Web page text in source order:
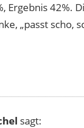
Ergebnis 42%.
„passt scho,
sagt: